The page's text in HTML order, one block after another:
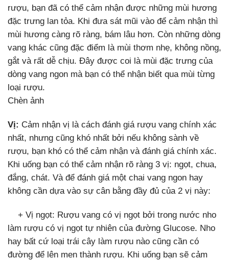
rượu, bạn đã có thể cảm nhận được những mùi hương
đặc trưng lan tỏa. Khi đưa sát mũi vào để cảm nhận thì
mùi hương càng rõ ràng, bám lâu hơn. Còn những dòng
vang khác cũng đặc điểm là mùi thơm nhẹ, không nồng,
gắt và rất dễ chịu. Đây được coi là mùi đặc trưng của
dòng vang ngon mà bạn có thể nhận biết qua mùi từng
loại rượu.
Chèn ảnh
Vị: Cảm nhận vị là cách đánh giá rượu vang chính xác
nhất, nhưng cũng khó nhất bởi nếu không sành về
rượu, bạn khó có thể cảm nhận và đánh giá chính xác.
Khi uống bạn có thể cảm nhận rõ ràng 3 vị: ngọt, chua,
đắng, chát. Và để đánh giá một chai vang ngon hay
không cần dựa vào sự cân bằng đầy đủ của 2 vị này:
+ Vị ngọt: Rượu vang có vị ngọt bởi trong nước nho
làm rượu có vị ngọt tự nhiên của đường Glucose. Nho
hay bất cứ loại trái cây làm rượu nào cũng cần có
đường để lên men thành rượu. Khi uống bạn sẽ cảm